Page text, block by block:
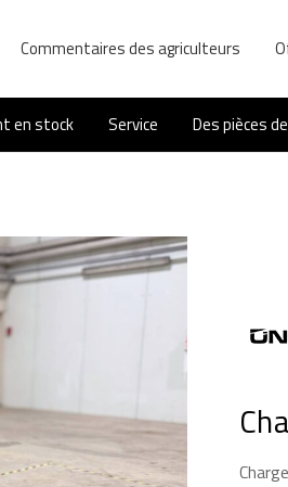
Commentaires des agriculteurs
en stock Service Des pièces